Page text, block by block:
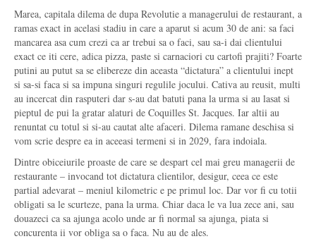
Marea, capitala dilema de dupa Revolutie a managerului de restaurant, a
ramas exact in acelasi stadiu in care a aparut si acum 30 de ani: sa faci
mancarea asa cum crezi ca ar trebui sa o faci, sau sa-i dai clientului
exact ce iti cere, adica pizza, paste si carnaciori cu cartofi prajiti? Foarte
putini au putut sa se elibereze din aceasta “dictatura” a clientului inept
si sa-si faca si sa impuna singuri regulile jocului. Cativa au reusit, multi
au incercat din rasputeri dar s-au dat batuti pana la urma si au lasat si
pieptul de pui la gratar alaturi de Coquilles St. Jacques. Iar altii au
renuntat cu totul si si-au cautat alte afaceri. Dilema ramane deschisa si
vom scrie despre ea in aceeasi termeni si in 2029, fara indoiala.
Dintre obiceiurile proaste de care se despart cel mai greu managerii de
restaurante – invocand tot dictatura clientilor, desigur, ceea ce este
partial adevarat – meniul kilometric e pe primul loc. Dar vor fi cu totii
obligati sa le scurteze, pana la urma. Chiar daca le va lua zece ani, sau
douazeci ca sa ajunga acolo unde ar fi normal sa ajunga, piata si
concurenta ii vor obliga sa o faca. Nu au de ales.